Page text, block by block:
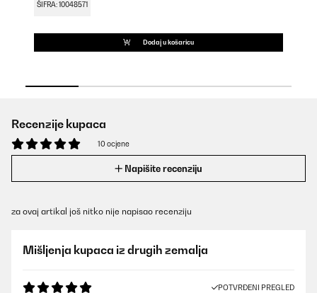
ŠIFRA: 10048571
Dodaj u košaricu
Recenzije kupaca
10 ocjene
Napišite recenziju
za ovaj artikal još nitko nije napisao recenziju
Mišljenja kupaca iz drugih zemalja
POTVRĐENI PREGLED